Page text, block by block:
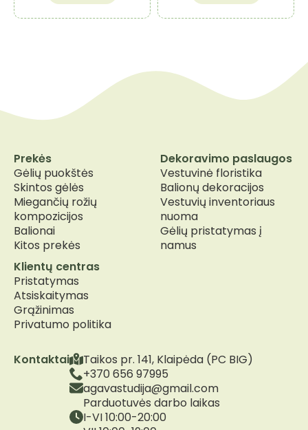
Kontaktai
Taikos pr. 141, Klaipėda (PC BIG)
+370 656 97995
agavastudija@gmail.com
Parduotuvės darbo laikas
I-VI 10:00-20:00
Prekės
Gėlių puokštės
Skintos gėlės
Miegančių rožių
kompozicijos
Balionai
Kitos prekės
Dekoravimo paslaugos
Vestuvinė floristika
Balionų dekoracijos
Vestuvių inventoriaus
nuoma
Gėlių pristatymas į
namus
Klientų centras
Pristatymas
Atsiskaitymas
Grąžinimas
Privatumo politika